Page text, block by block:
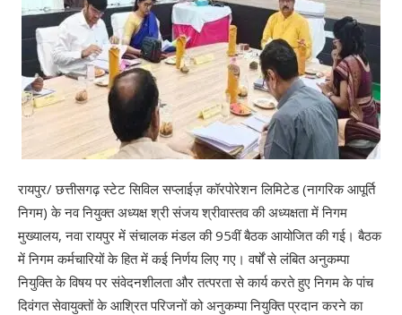
रायपुर/ छत्तीसगढ़ स्टेट सिविल सप्लाईज़ कॉरपोरेशन लिमिटेड (नागरिक आपूर्ति
निगम) के नव नियुक्त अध्यक्ष श्री संजय श्रीवास्तव की अध्यक्षता में निगम
मुख्यालय, नवा रायपुर में संचालक मंडल की 95वीं बैठक आयोजित की गई। बैठक
में निगम कर्मचारियों के हित में कई निर्णय लिए गए। वर्षों से लंबित अनुकम्पा
नियुक्ति के विषय पर संवेदनशीलता और तत्परता से कार्य करते हुए निगम के पांच
दिवंगत सेवायुक्तों के आश्रित परिजनों को अनुकम्पा नियुक्ति प्रदान करने का